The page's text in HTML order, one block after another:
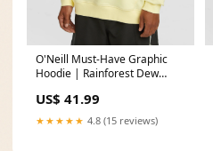
O'Neill Must-Have Graphic
Hoodie | Rainforest Dew
US$ 41.99
★★★★★ 4.8 (15 reviews)